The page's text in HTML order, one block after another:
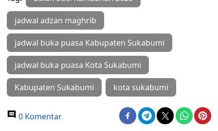
jadwal adzan maghrib
jadwal buka puasa Kabupaten Sukabumi
jadwal buka puasa Kota Sukabumi
Kabupaten Sukabumi kota sukabumi
0 Komentar